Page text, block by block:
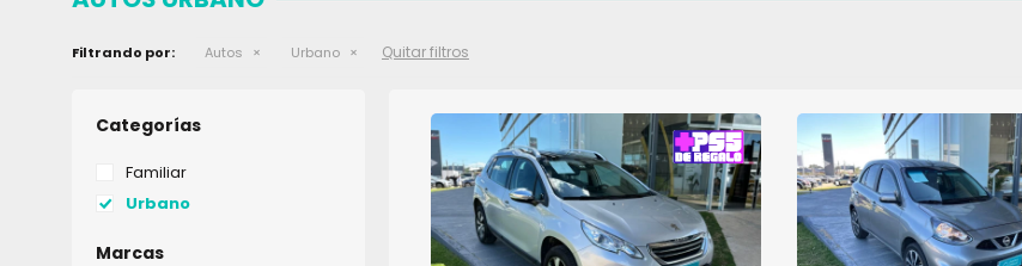
Filtrando por: Autos Urbano Quitar filtros
Categorías
Familiar
Urbano
Marcas